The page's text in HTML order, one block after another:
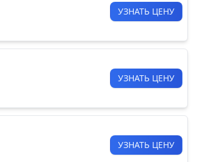
УЗНАТЬ ЦЕНУ
УЗНАТЬ ЦЕНУ
УЗНАТЬ ЦЕНУ